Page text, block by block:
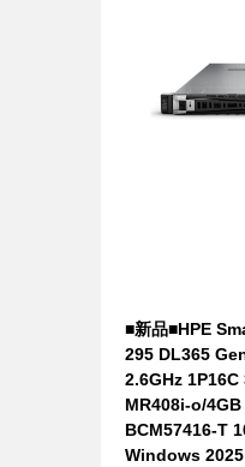
■新品■HPE
295 DL365
2.6GHz 1P16C
MR408i-o/
BCM57416-T
Windows 2025